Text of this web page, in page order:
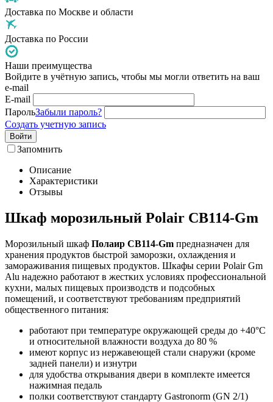
Доставка по Москве и области
Доставка по России
Наши преимущества
Войдите в учётную запись, чтобы мы могли ответить на ваш
e-mail
E-mail
ПарольЗабыли пароль?
Создать учетную запись
Войти
Запомнить
Описание
Характеристики
Отзывы
Шкаф морозильный Polair CB114-Gm
Морозильный шкаф Полаир CB114-Gm предназначен для
хранения продуктов быстрой заморозки, охлаждения и
замораживания пищевых продуктов. Шкафы серии Polair Gm
Alu надежно работают в жестких условиях профессиональной
кухни, малых пищевых производств и подсобных
помещений, и соответствуют требованиям предприятий
общественного питания:
работают при температуре окружающей среды до +40°С
и относительной влажности воздуха до 80 %
имеют корпус из нержавеющей стали снаружи (кроме
задней панели) и изнутри
для удобства открывания двери в комплекте имеется
нажимная педаль
полки соответствуют стандарту Gastronorm (GN 2/1)